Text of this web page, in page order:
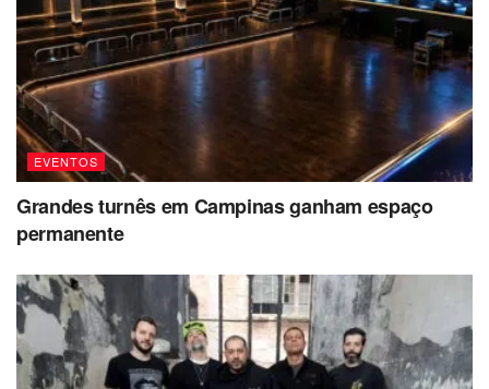
EVENTOS
Grandes turnês em Campinas ganham espaço
permanente